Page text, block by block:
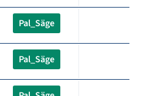
Pal_Säge
Pal_Säge